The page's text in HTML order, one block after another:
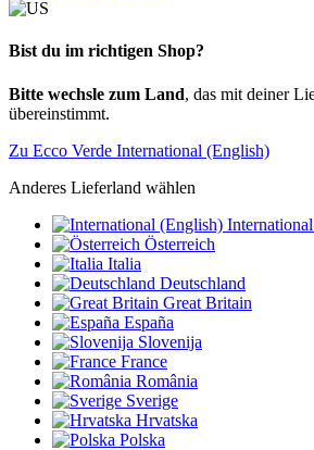
Bist du im richtigen Shop?
Bitte wechsle zum Land, das mit deiner
übereinstimmt.
Zu Ecco Verde International (English)
Anderes Lieferland wählen
Österreich
Italia
Deutschland
Great Britain
España
Slovenija
France
România
Sverige
Hrvatska
Polska